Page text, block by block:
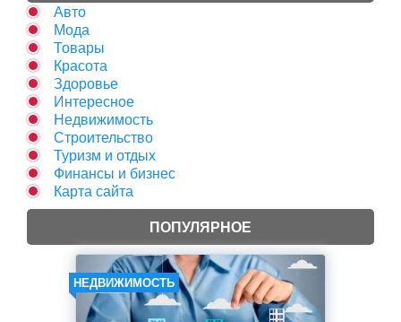
Авто
Мода
Товары
Красота
Здоровье
Интересное
Недвижимость
Строительство
Туризм и отдых
Финансы и бизнес
Карта сайта
ПОПУЛЯРНОЕ
НЕДВИЖИМОСТЬ